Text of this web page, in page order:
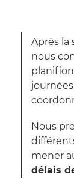
Après la
nous
Nous
mener
délais